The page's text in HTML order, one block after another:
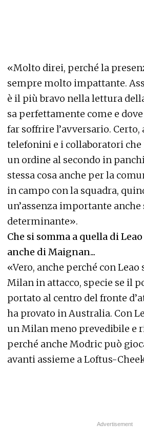
«Molto direi, perché la
sempre molto impattante.
è il più bravo nella lettura
sa perfettamente come e
far soffrire l’avversario. Certo,
telefonini e i collaboratori che
un ordine al secondo in
stessa cosa anche per la
in campo con la squadra,
un’assenza importante anche
determinante».
Che si somma a quella di
anche di Maignan...
«Vero, anche perché con Leao
Milan in attacco, specie se il
portato al centro del fronte
ha provato in Australia. Con
un Milan meno prevedibile e
perché anche Modric può
avanti assieme a Loftus-